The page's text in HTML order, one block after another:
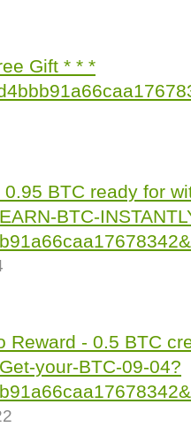
Gift * * *
BTC ready for
BTC-
Reward - 0.5 BTC
your-BTC-09-04?